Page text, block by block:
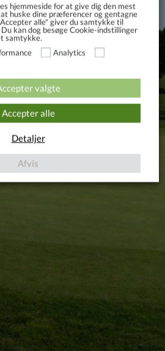
hjemmeside for at give dig den mest
huske dine præferencer og gentagne
alle" giver du samtykke til
kan dog besøge Cookie-indstillinger
samtykke.
Analytics
Accepter alle
valgte
Afvis
Detaljer